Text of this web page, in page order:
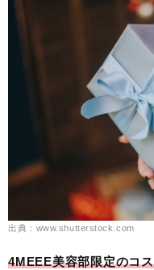
出典：www.shutterstock.com
4MEEE美容部限定のコ